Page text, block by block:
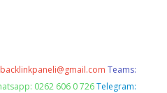
backlinkpaneli@gmail.com Teams:
0262 606 0 726 Telegram: